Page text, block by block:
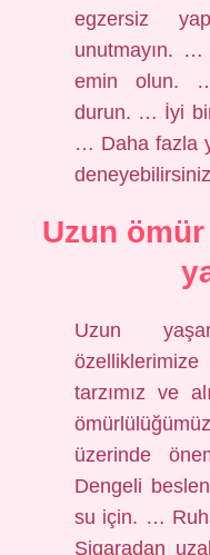
egzersiz
unutmayın. …
emin olun.
durun. … İyi
… Daha fazla
Uzun
Uzun
tarzımız ve
üzerinde
Dengeli
su için. …
Sigaradan